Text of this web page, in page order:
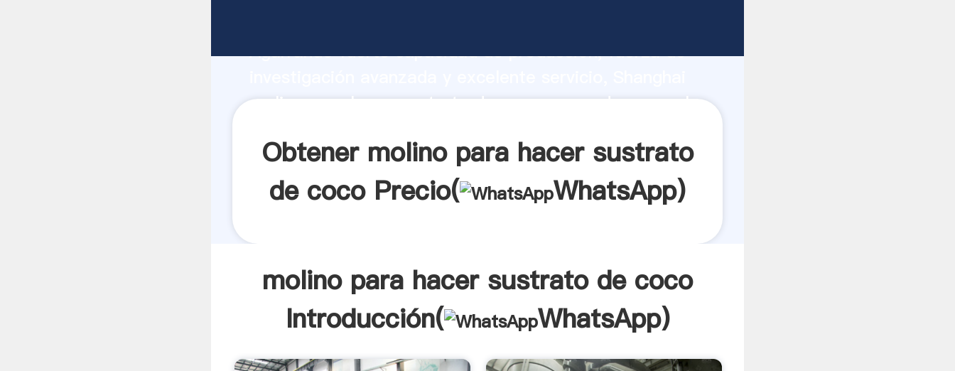
Agarrando fuerte capacidad de producción, fuerza de
molino para hacer sustrato de coco proveedor crea el
Obtener molino para hacer sustrato
de coco Precio(
WhatsApp)
molino para hacer sustrato de coco
Introducción(
WhatsApp)